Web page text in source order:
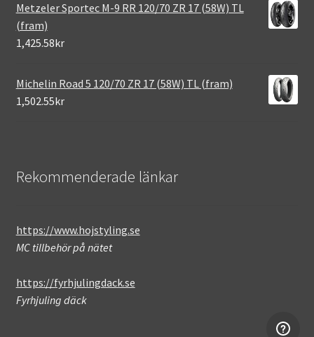
Metzeler Sportec M-9 RR 120/70 ZR 17 (58W) TL
(fram)
1,425.58kr
Michelin Road 5 120/70 ZR 17 (58W) TL (fram)
1,502.55kr
Rekommenderade länkar
https://www.hojstyling.se
MC tillbehör på nätet
https://fyrhjulingdack.se
Fyrhjuling däck